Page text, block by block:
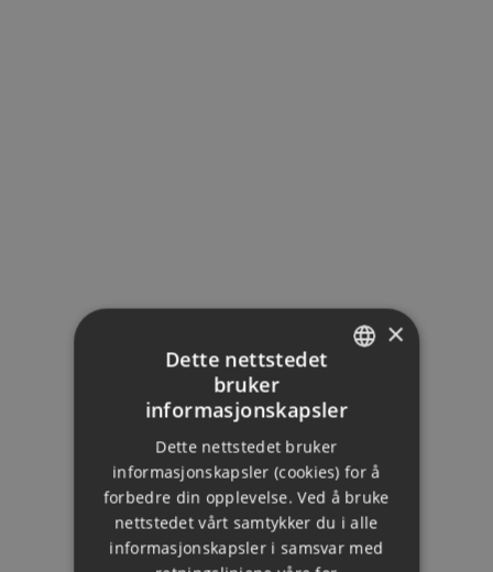
FRENCH
FINNISH
GERMAN
×
Dette nettstedet
bruker
informasjonskapsler
Dette nettstedet bruker
informasjonskapsler (cookies) for å
forbedre din opplevelse. Ved å bruke
nettstedet vårt samtykker du i alle
informasjonskapsler i samsvar med